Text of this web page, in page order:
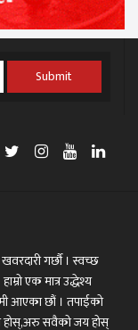
Submit
खवरदारी गर्छौ । स्वच्छ
एक मात्र उद्धेश्य
आएका छौं । तपाईको
होस्,अरु सवैको जय होस्